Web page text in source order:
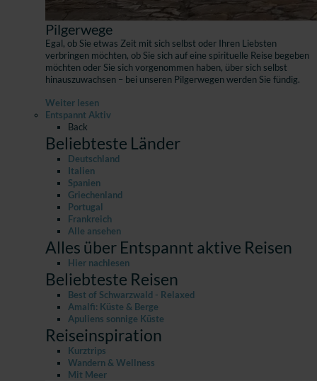
Pilgerwege
Egal, ob Sie etwas Zeit mit sich selbst oder Ihren Liebsten
verbringen möchten, ob Sie sich auf eine spirituelle Reise begeben
möchten oder Sie sich vorgenommen haben, über sich selbst
hinauszuwachsen – bei unseren Pilgerwegen werden Sie fündig.
Weiter lesen
Entspannt Aktiv
Back
Beliebteste Länder
Deutschland
Italien
Spanien
Griechenland
Portugal
Frankreich
Alle ansehen
Alles über Entspannt aktive Reisen
Hier nachlesen
Beliebteste Reisen
Best of Schwarzwald - Relaxed
Amalfi: Küste & Berge
Apuliens sonnige Küste
Reiseinspiration
Kurztrips
Wandern & Wellness
Mit Meer